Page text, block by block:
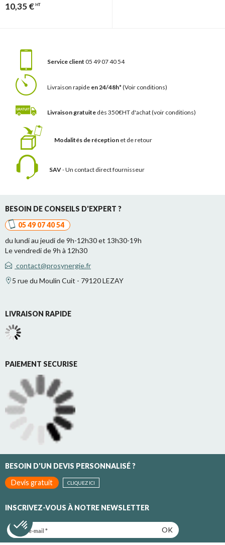
10,35 € HT
Service client 05 49 07 40 54
Livraison rapide en 24/48h*(Voir conditions)
Livraison gratuite dès 350€HT d'achat(voir conditions)
Modalités de réception et de retour
SAV- Un contact direct fournisseur
BESOIN DE CONSEILS D'EXPERT ?
05 49 07 40 54
du lundi au jeudi de 9h-12h30 et 13h30-19h
Le vendredi de 9h à 12h30
contact@prosynergie.fr
5 rue du Moulin Cuit - 79120 LEZAY
LIVRAISON RAPIDE
PAIEMENT SECURISE
BESOIN D'UN DEVIS PERSONNALISÉ ?
Devis gratuit
CLIQUEZ ICI
INSCRIVEZ-VOUS À NOTRE NEWSLETTER
OK